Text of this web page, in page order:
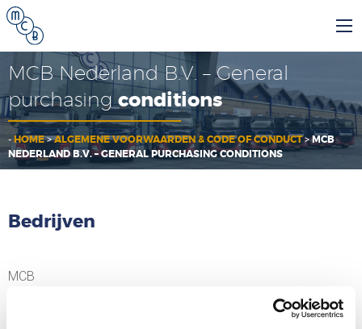
MCB Nederland B.V. – General
purchasingconditions
- HOME>ALGEMENE VOORWAARDEN & CODE OF CONDUCT>MCB
NEDERLAND B.V. – GENERAL PURCHASING CONDITIONS
Bedrijven
MCB